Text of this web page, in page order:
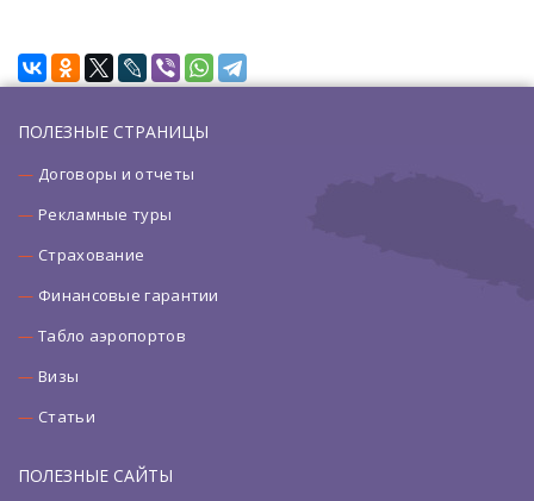
ПОЛЕЗНЫЕ СТРАНИЦЫ
Договоры и отчеты
Рекламные туры
Страхование
Финансовые гарантии
Табло аэропортов
Визы
Статьи
ПОЛЕЗНЫЕ САЙТЫ